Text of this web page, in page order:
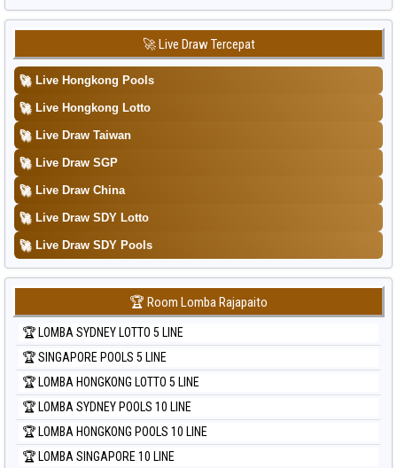
Data Togel Sydney
Data Togel Sydney Lottery
Data Togel Sydney Lottery 6d
Data Togel Sydney Lotto
Data Togel Sydney Pools 6d
Data Togel Taipei
Data Togel Taiwan
🚀 Live Draw Tercepat
🚀 Live Hongkong Pools
🚀 Live Hongkong Lotto
🚀 Live Draw Taiwan
🚀 Live Draw SGP
🚀 Live Draw China
🚀 Live Draw SDY Lotto
🚀 Live Draw SDY Pools
🏆 Room Lomba Rajapaito
🏆 LOMBA SYDNEY LOTTO 5 LINE
🏆 SINGAPORE POOLS 5 LINE
🏆 LOMBA HONGKONG LOTTO 5 LINE
🏆 LOMBA SYDNEY POOLS 10 LINE
🏆 LOMBA HONGKONG POOLS 10 LINE
🏆 LOMBA SINGAPORE 10 LINE